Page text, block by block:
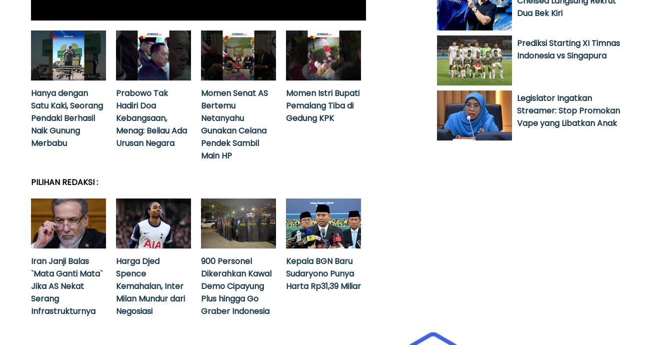
Hanya dengan
Satu Kaki, Seorang
Pendaki Berhasil
Naik Gunung
Merbabu
Prabowo Tak
Hadiri Doa
Kebangsaan,
Menag: Beliau Ada
Urusan Negara
Momen Senat AS
Bertemu
Netanyahu
Gunakan Celana
Pendek Sambil
Main HP
Momen Istri Bupati
Pemalang Tiba di
Gedung KPK
PILIHAN REDAKSI :
Iran Janji Balas
`Mata Ganti Mata`
Jika AS Nekat
Serang
Infrastrukturnya
Harga Djed
Spence
Kemahalan, Inter
Milan Mundur dari
Negosiasi
900 Personel
Dikerahkan Kawal
Demo Cipayung
Plus hingga Go
Graber Indonesia
Kepala BGN Baru
Sudaryono Punya
Harta Rp31,39 Miliar
Dua Bek Kiri
Prediksi Starting XI Timnas
Indonesia vs Singapura
Legislator Ingatkan
Streamer: Stop Promokan
Vape yang Libatkan Anak